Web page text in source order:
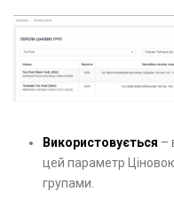
Використовується –
цей параметр
групами.